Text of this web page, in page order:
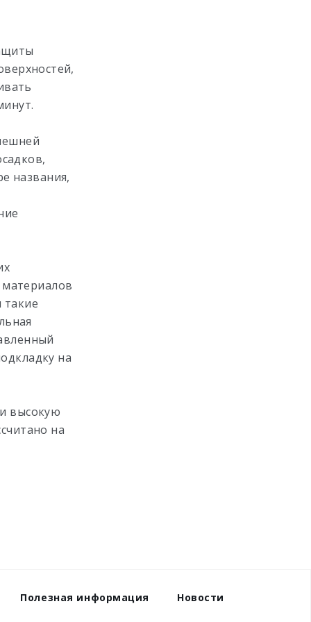
названия,
материалов
на
высокую
на
Полезная информация
Новости